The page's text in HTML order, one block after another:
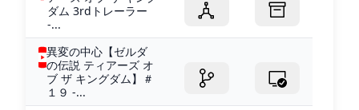
ダム 3rdトレーラー
-...
異変の中心【ゼルダ
の伝説 ティアーズ オ
ブ ザ キングダム】＃
１９ -...